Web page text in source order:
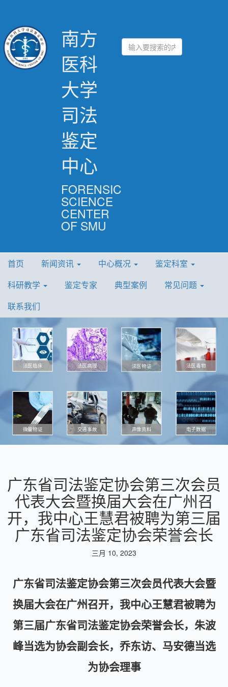
南方
医科
大学
司法
鉴定
中心
FORENSIC
SCIENCE
CENTER
OF SMU
首页 新闻资讯 中心概况
鉴定科室
科研教学
鉴定专家 典型案例
常见问题
联系我们
法医临床 法医病理 法医物证 法医毒物
微量物证 交通事故 声像资料 电子数据
广东省司法鉴定协会第三次会员
代表大会暨换届大会在广州召
开，我中心王慧君被聘为第三届
广东省司法鉴定协会荣誉会长
三月 10, 2023
广东省司法鉴定协会第三次会员代表大会暨
换届大会在广州召开，我中心王慧君被聘为
第三届广东省司法鉴定协会荣誉会长，朱波
峰当选为协会副会长，乔东访、马安德当选
为协会理事